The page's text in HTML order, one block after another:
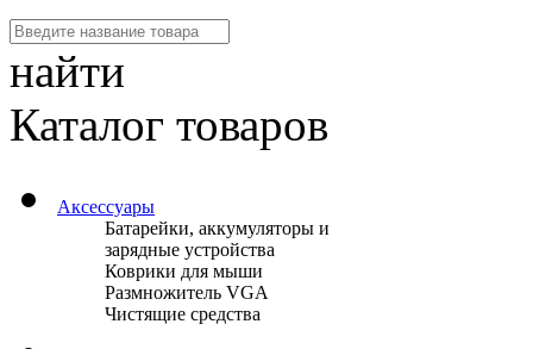
найти
Каталог товаров
Аксессуары
Батарейки, аккумуляторы и
зарядные устройства
Коврики для мыши
Размножитель VGA
Чистящие средства